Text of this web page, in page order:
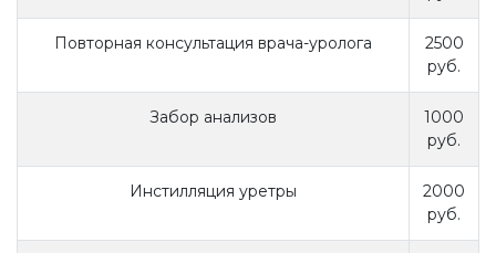
Повторная консультация врача-уролога
2500
руб.
Забор анализов
1000
руб.
Инстилляция уретры
2000
руб.